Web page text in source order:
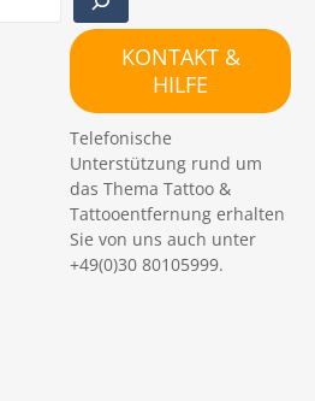
KONTAKT &
HILFE
Telefonische
Unterstützung rund um
das Thema Tattoo &
Tattooentfernung erhalten
Sie von uns auch unter
+49(0)30 80105999.